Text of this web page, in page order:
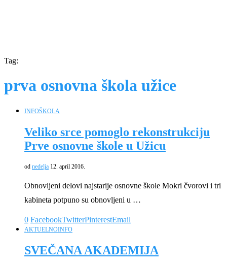
Tag:
prva osnovna škola užice
INFOŠKOLA
Veliko srce pomoglo rekonstrukciju
Prve osnovne škole u Užicu
od nedelja 12. april 2016.
Obnovljeni delovi najstarije osnovne škole Mokri čvorovi i tri
kabineta potpuno su obnovljeni u …
0 FacebookTwitterPinterestEmail
AKTUELNOINFO
SVEČANA AKADEMIJA